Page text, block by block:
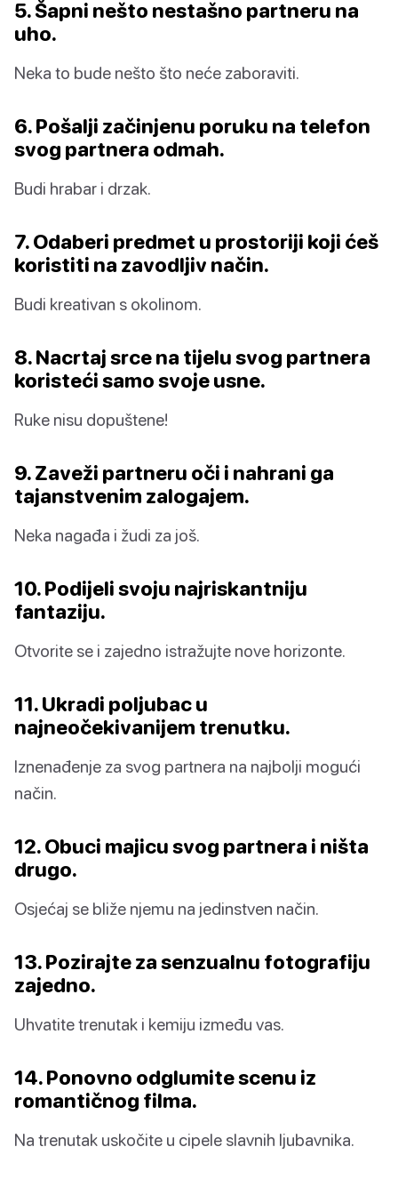
5. Šapni nešto nestašno partneru na
uho.
Neka to bude nešto što neće zaboraviti.
6. Pošalji začinjenu poruku na telefon
svog partnera odmah.
Budi hrabar i drzak.
7. Odaberi predmet u prostoriji koji ćeš
koristiti na zavodljiv način.
Budi kreativan s okolinom.
8. Nacrtaj srce na tijelu svog partnera
koristeći samo svoje usne.
Ruke nisu dopuštene!
9. Zaveži partneru oči i nahrani ga
tajanstvenim zalogajem.
Neka nagađa i žudi za još.
10. Podijeli svoju najriskantniju
fantaziju.
Otvorite se i zajedno istražujte nove horizonte.
11. Ukradi poljubac u
najneočekivanijem trenutku.
Iznenađenje za svog partnera na najbolji mogući
način.
12. Obuci majicu svog partnera i ništa
drugo.
Osjećaj se bliže njemu na jedinstven način.
13. Pozirajte za senzualnu fotografiju
zajedno.
Uhvatite trenutak i kemiju između vas.
14. Ponovno odglumite scenu iz
romantičnog filma.
Na trenutak uskočite u cipele slavnih ljubavnika.